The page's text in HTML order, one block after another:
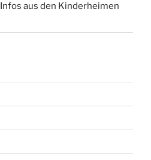
Infos aus den Kinderheimen